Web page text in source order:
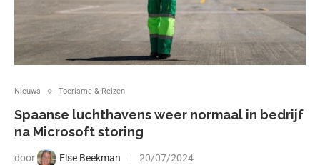
Nieuws Toerisme & Reizen
Spaanse luchthavens weer normaal in bedrijf
na Microsoft storing
door Else Beekman 20/07/2024